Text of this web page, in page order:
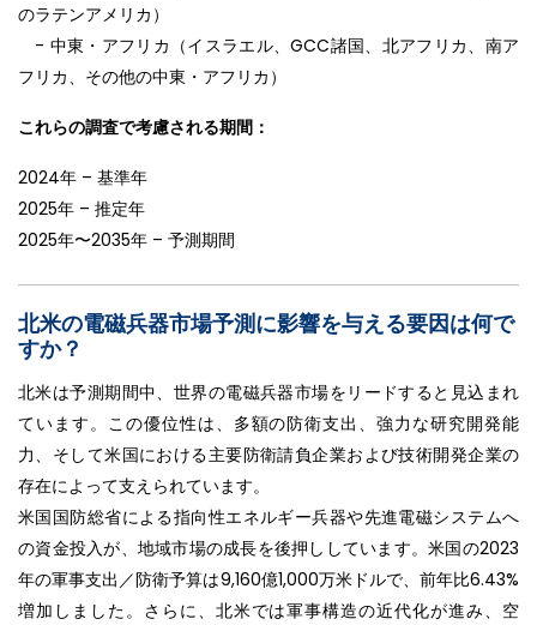
のラテンアメリカ）
- 中東・アフリカ（イスラエル、GCC諸国、北アフリカ、南ア
フリカ、その他の中東・アフリカ）
これらの調査で考慮される期間：
2024年 – 基準年
2025年 – 推定年
2025年〜2035年 – 予測期間
北米の電磁兵器市場予測に影響を与える要因は何で
すか？
北米は予測期間中、世界の電磁兵器市場をリードすると見込まれ
ています。この優位性は、多額の防衛支出、強力な研究開発能
力、そして米国における主要防衛請負企業および技術開発企業の
存在によって支えられています。
米国国防総省による指向性エネルギー兵器や先進電磁システムへ
の資金投入が、地域市場の成長を後押ししています。米国の2023
年の軍事支出／防衛予算は9,160億1,000万米ドルで、前年比6.43%
増加しました。さらに、北米では軍事構造の近代化が進み、空